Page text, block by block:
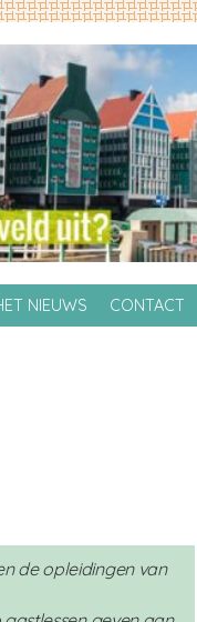
NIEUWS CONTACT
de opleidingen van